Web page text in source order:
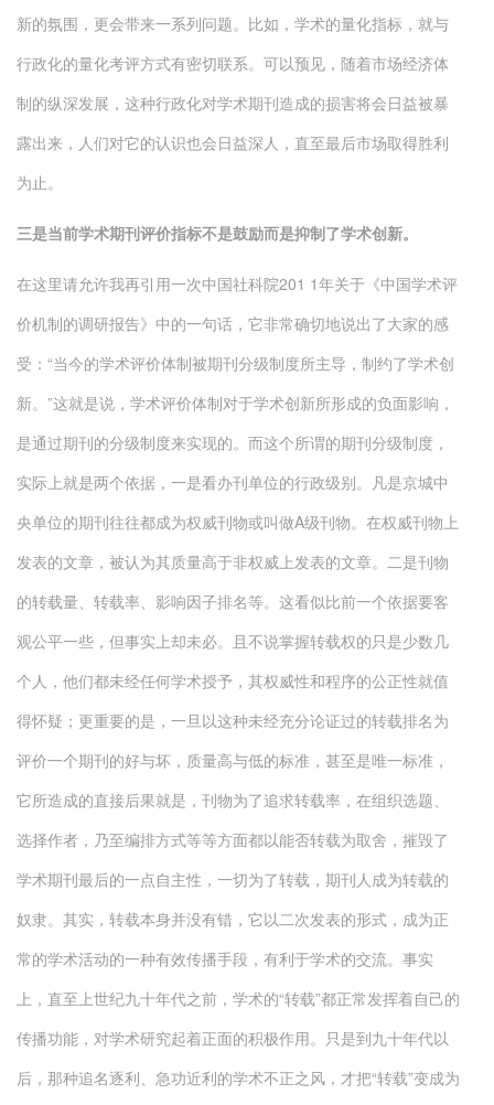
新的氛围，更会带来一系列问题。比如，学术的量化指标，就与
行政化的量化考评方式有密切联系。可以预见，随着市场经济体
制的纵深发展，这种行政化对学术期刊造成的损害将会日益被暴
露出来，人们对它的认识也会日益深人，直至最后市场取得胜利
为止。
三是当前学术期刊评价指标不是鼓励而是抑制了学术创新。
在这里请允许我再引用一次中国社科院201 1年关于《中国学术评
价机制的调研报告》中的一句话，它非常确切地说出了大家的感
受：“当今的学术评价体制被期刊分级制度所主导，制约了学术创
新。”这就是说，学术评价体制对于学术创新所形成的负面影响，
是通过期刊的分级制度来实现的。而这个所谓的期刊分级制度，
实际上就是两个依据，一是看办刊单位的行政级别。凡是京城中
央单位的期刊往往都成为权威刊物或叫做A级刊物。在权威刊物上
发表的文章，被认为其质量高于非权威上发表的文章。二是刊物
的转载量、转载率、影响因子排名等。这看似比前一个依据要客
观公平一些，但事实上却未必。且不说掌握转载权的只是少数几
个人，他们都未经任何学术授予，其权威性和程序的公正性就值
得怀疑；更重要的是，一旦以这种未经充分论证过的转载排名为
评价一个期刊的好与坏，质量高与低的标准，甚至是唯一标准，
它所造成的直接后果就是，刊物为了追求转载率，在组织选题、
选择作者，乃至编排方式等等方面都以能否转载为取舍，摧毁了
学术期刊最后的一点自主性，一切为了转载，期刊人成为转载的
奴隶。其实，转载本身并没有错，它以二次发表的形式，成为正
常的学术活动的一种有效传播手段，有利于学术的交流。事实
上，直至上世纪九十年代之前，学术的“转载”都正常发挥着自己的
传播功能，对学术研究起着正面的积极作用。只是到九十年代以
后，那种追名逐利、急功近利的学术不正之风，才把“转载”变成为